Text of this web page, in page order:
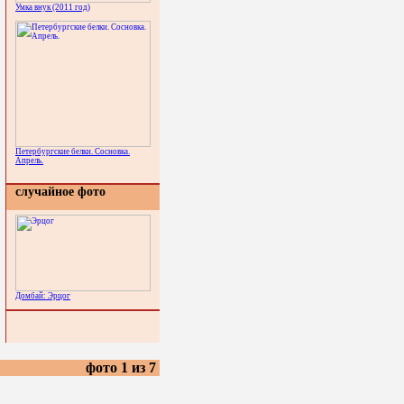
Умка внук (2011 год)
Петербургские белки. Сосновка.
Апрель.
случайное фото
Домбай: Эрцог
фото 1 из 7